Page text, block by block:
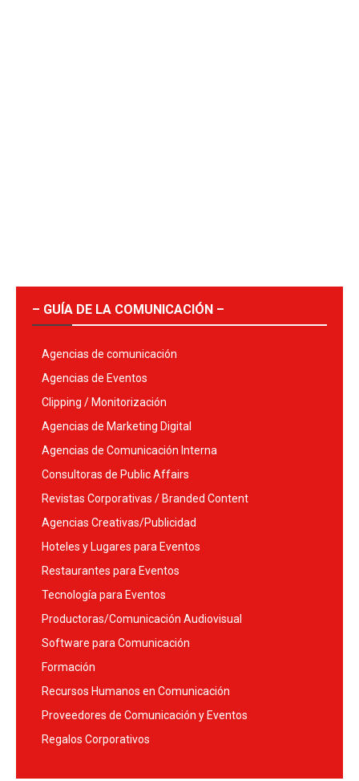
– GUÍA DE LA COMUNICACIÓN –
Agencias de comunicación
Agencias de Eventos
Clipping / Monitorización
Agencias de Marketing Digital
Agencias de Comunicación Interna
Consultoras de Public Affairs
Revistas Corporativas / Branded Content
Agencias Creativas/Publicidad
Hoteles y Lugares para Eventos
Restaurantes para Eventos
Tecnología para Eventos
Productoras/Comunicación Audiovisual
Software para Comunicación
Formación
Recursos Humanos en Comunicación
Proveedores de Comunicación y Eventos
Regalos Corporativos